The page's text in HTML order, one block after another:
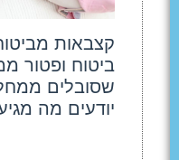
קצבאות
ביטוח ופטור
שסובלים
יודעים מה